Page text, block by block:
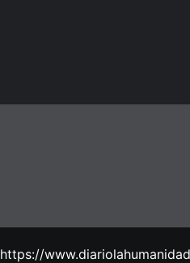
https://